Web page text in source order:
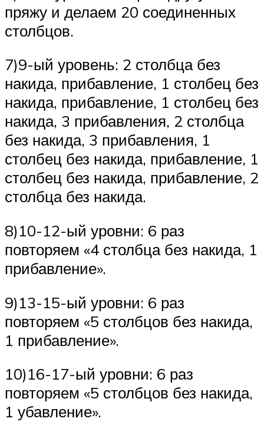
пряжу и делаем 20 соединенных
столбцов.
7)9-ый уровень: 2 столбца без
накида, прибавление, 1 столбец без
накида, прибавление, 1 столбец без
накида, 3 прибавления, 2 столбца
без накида, 3 прибавления, 1
столбец без накида, прибавление, 1
столбец без накида, прибавление, 2
столбца без накида.
8)10-12-ый уровни: 6 раз
повторяем «4 столбца без накида, 1
прибавление».
9)13-15-ый уровни: 6 раз
повторяем «5 столбцов без накида,
1 прибавление».
10)16-17-ый уровни: 6 раз
повторяем «5 столбцов без накида,
1 убавление».